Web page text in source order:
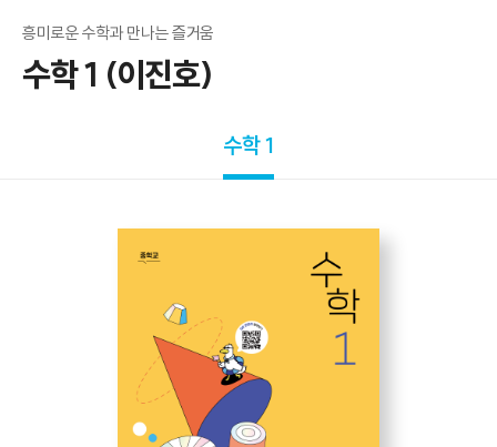
흥미로운 수학과 만나는 즐거움
수학 1 (이진호)
수학 1